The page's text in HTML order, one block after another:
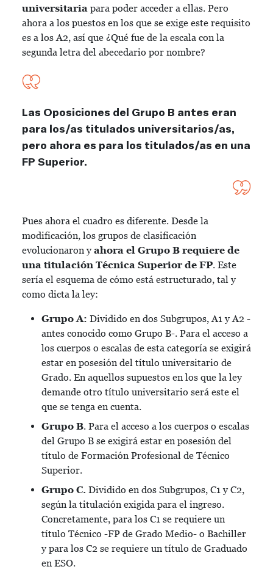
universitaria para poder acceder a ellas. Pero
ahora a los puestos en los que se exige este requisito
es a los A2, así que ¿Qué fue de la escala con la
segunda letra del abecedario por nombre?
Las Oposiciones del Grupo B antes eran
para los/as titulados universitarios/as,
pero ahora es para los titulados/as en una
FP Superior.
Pues ahora el cuadro es diferente. Desde la
modificación, los grupos de clasificación
evolucionaron y ahora el Grupo B requiere de
una titulación Técnica Superior de FP. Este
sería el esquema de cómo está estructurado, tal y
como dicta la ley:
Grupo A: Dividido en dos Subgrupos, A1 y A2 -
antes conocido como Grupo B-. Para el acceso a
los cuerpos o escalas de esta categoría se exigirá
estar en posesión del título universitario de
Grado. En aquellos supuestos en los que la ley
demande otro título universitario será este el
que se tenga en cuenta.
Grupo B. Para el acceso a los cuerpos o escalas
del Grupo B se exigirá estar en posesión del
título de Formación Profesional de Técnico
Superior.
Grupo C. Dividido en dos Subgrupos, C1 y C2,
según la titulación exigida para el ingreso.
Concretamente, para los C1 se requiere un
título Técnico -FP de Grado Medio- o Bachiller
y para los C2 se requiere un título de Graduado
en ESO.